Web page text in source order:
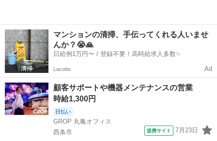
マンションの清掃、手伝ってくれる人いませ
んか？😭🙏
日給例1万円〜 / 登録不要！高時給求人多数✨
Lacotto Ad
顧客サポートや機器メンテナンスの営業
時給1,300円
日払い
GROP 丸亀オフィス
西条市
提携サイト 7月23日